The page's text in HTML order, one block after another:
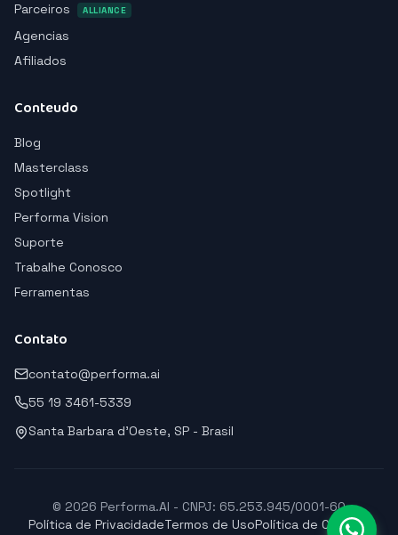
Parceiros
ALLIANCE
Agencias
Afiliados
Conteudo
Blog
Masterclass
Spotlight
Performa Vision
Suporte
Trabalhe Conosco
Ferramentas
Contato
contato@performa.ai
55 19 3461-5339
Santa Barbara d'Oeste, SP - Brasil
© 2026 Performa.AI - CNPJ: 65.253.945/0001-60
Política de PrivacidadeTermos de UsoPolítica de Cookies